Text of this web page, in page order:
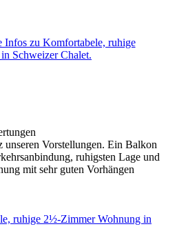
Infos zu Komfortabele, ruhige
Schweizer Chalet.
unseren Vorstellungen. Ein Balkon
ruhigsten Lage und
mit sehr guten Vorhängen
ruhige 2½-Zimmer Wohnung in